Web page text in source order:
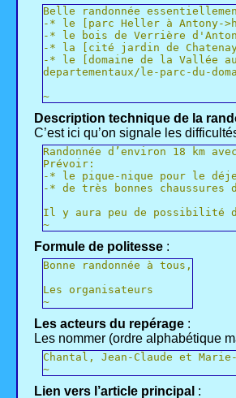
Belle randonnée
-* le [parc Heller à Antony-
-* le bois de Verrière
-* la [cité jardin de Chatenay
-* le [domaine de la Vallée
departementaux/le-parc-du-
~
Description technique de la
C’est ici qu’on signale les
Randonnée d’environ 18 km
Prévoir:
-* le pique-nique pour le
-* de très bonnes chaussures
Il y aura peu de possibilité
~
Formule de politesse :
Bonne randonnée à tous,
Les organisateurs
~
Les acteurs du repérage :
Les nommer (ordre alphabétique
Chantal, Jean-Claude et
~
Lien vers l’article principal :